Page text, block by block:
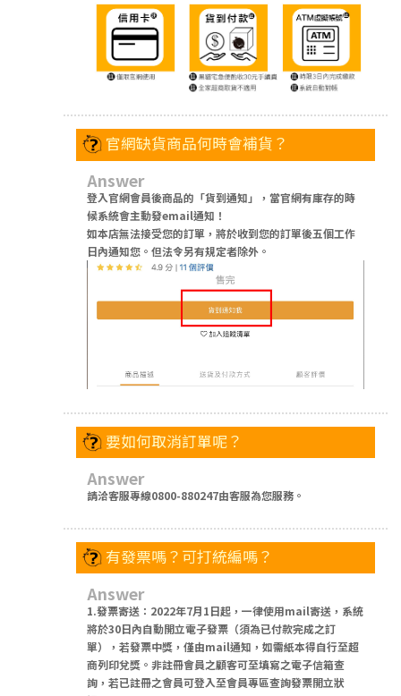
官網缺貨商品何時會補貨？
Answer
登入官網會員後商品的「貨到通知」，當官網有庫存的時
候系統會主動發email通知！
如本店無法接受您的訂單，將於收到您的訂單後五個工作
日內通知您。但法令另有規定者除外。
要如何取消訂單呢？
Answer
請洽客服專線0800-880247由客服為您服務。
有發票嗎？可打統編嗎？
Answer
1.發票寄送：2022年7月1日起，一律使用mail寄送，系統
將於30日內自動開立電子發票（須為已付款完成之訂
單），若發票中獎，僅由mail通知，如需紙本得自行至超
商列印兌獎。非註冊會員之顧客可至填寫之電子信箱查
詢，若已註冊之會員可登入至會員專區查詢發票開立狀